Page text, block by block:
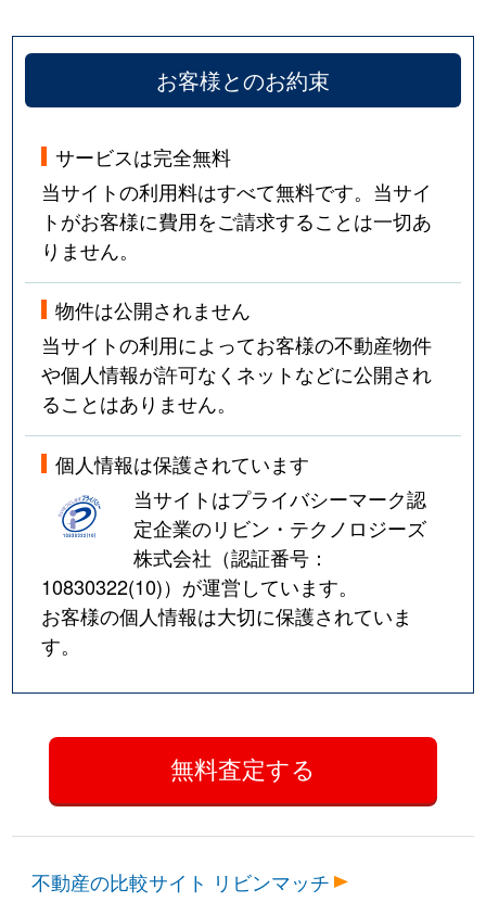
お客様とのお約束
サービスは完全無料
当サイトの利用料はすべて無料です。当サイ
トがお客様に費用をご請求することは一切あ
りません。
物件は公開されません
当サイトの利用によってお客様の不動産物件
や個人情報が許可なくネットなどに公開され
ることはありません。
個人情報は保護されています
当サイトはプライバシーマーク認
定企業のリビン・テクノロジーズ
株式会社（認証番号：
10830322(10)）が運営しています。
お客様の個人情報は大切に保護されていま
す。
不動産の比較サイト リビンマッチ